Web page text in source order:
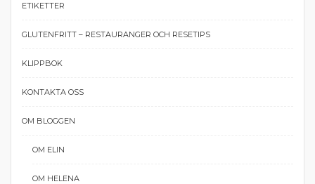
ETIKETTER
GLUTENFRITT – RESTAURANGER OCH RESETIPS
KLIPPBOK
KONTAKTA OSS
OM BLOGGEN
OM ELIN
OM HELENA